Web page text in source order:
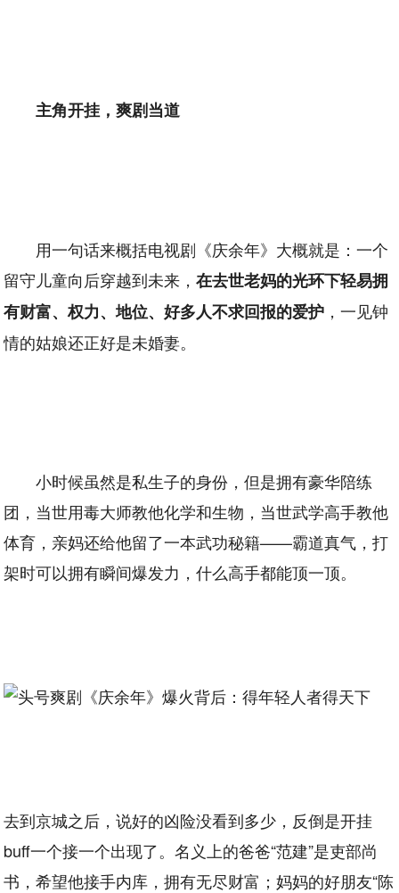
主角开挂，爽剧当道
用一句话来概括电视剧《庆余年》大概就是：一个
留守儿童向后穿越到未来，在去世老妈的光环下轻易拥
有财富、权力、地位、好多人不求回报的爱护 ，一见钟
情的姑娘还正好是未婚妻。
小时候虽然是私生子的身份，但是拥有豪华陪练
团，当世用毒大师教他化学和生物，当世武学高手教他
体育，亲妈还给他留了一本武功秘籍——霸道真气，打
架时可以拥有瞬间爆发力，什么高手都能顶一顶。
去到京城之后，说好的凶险没看到多少，反倒是开挂
buff一个接一个出现了。名义上的爸爸“范建”是吏部尚
书，希望他接手内库，拥有无尽财富；妈妈的好朋友“陈